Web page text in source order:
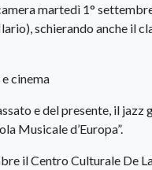
martedì 1°
schierando anche
cinema
e del presente, il jazz
Musicale d’Europa”.
il Centro Culturale De